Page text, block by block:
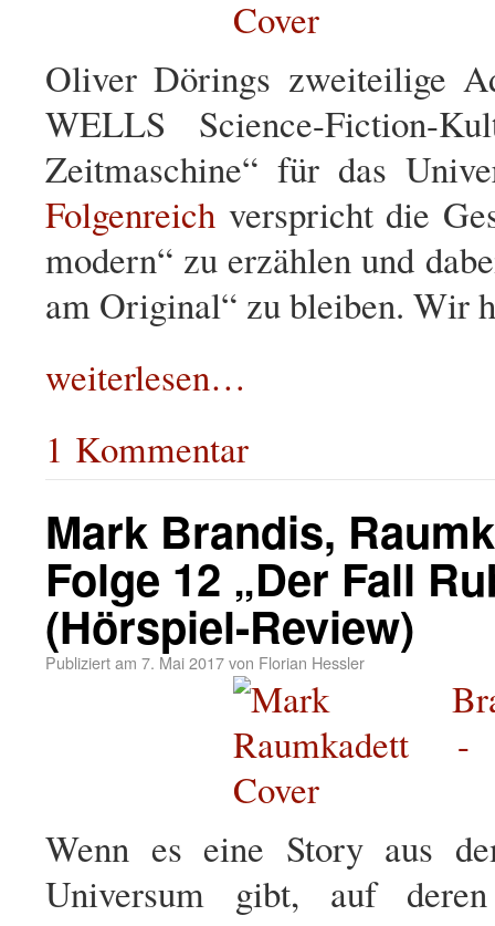
Oliver Dörings zweiteilige
WELLS Science-Fiction-
Zeitmaschine“ für das
Folgenreich verspricht die
modern“ zu erzählen und
am Original“ zu bleiben. Wir
weiterlesen…
1 Kommentar
Mark Brandis,
Folge 12 „Der Fall
(Hörspiel-Review)
Publiziert am 7. Mai 2017von Florian Hessler
Wenn es eine Story aus
Universum gibt, auf